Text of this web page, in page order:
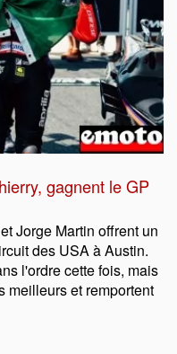
gagnent le GP
Jorge Martin offrent un
des USA à Austin.
l'ordre cette fois, mais
meilleurs et remportent